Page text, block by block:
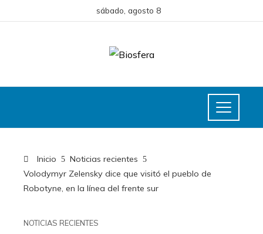
sábado, agosto 8
Inicio
Noticias recientes
Volodymyr Zelensky dice que visitó el pueblo de
Robotyne, en la línea del frente sur
NOTICIAS RECIENTES